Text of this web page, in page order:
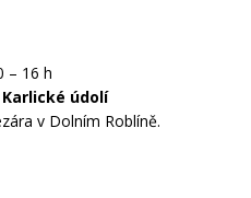
– 16 h
údolí
v Dolním Roblíně.